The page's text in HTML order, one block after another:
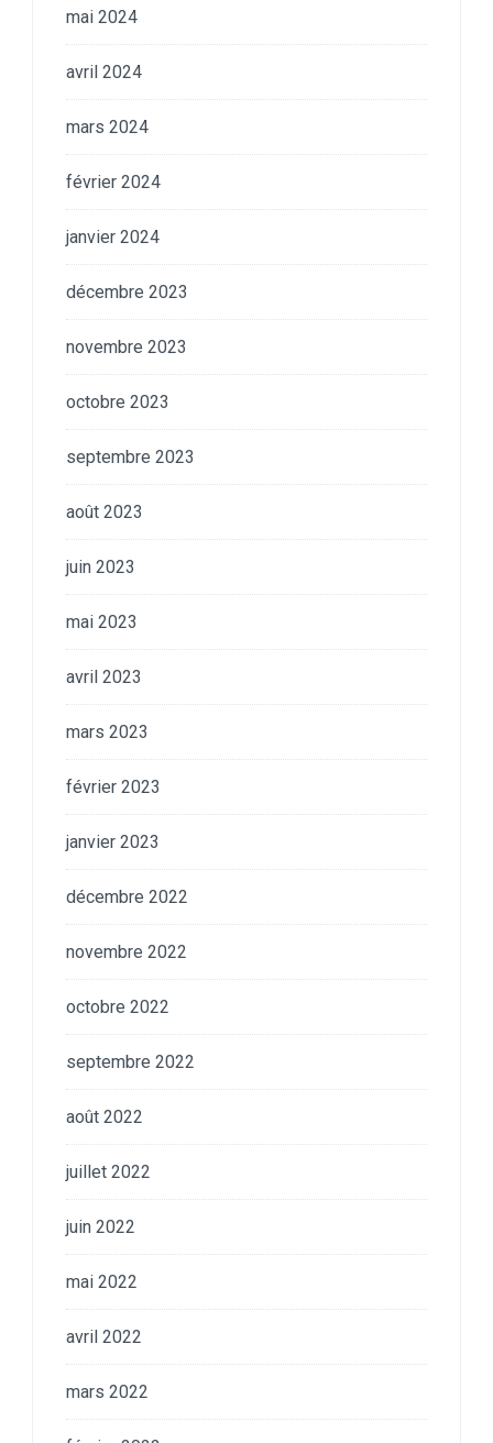
mai 2024
avril 2024
mars 2024
février 2024
janvier 2024
décembre 2023
novembre 2023
octobre 2023
septembre 2023
août 2023
juin 2023
mai 2023
avril 2023
mars 2023
février 2023
janvier 2023
décembre 2022
novembre 2022
octobre 2022
septembre 2022
août 2022
juillet 2022
juin 2022
mai 2022
avril 2022
mars 2022